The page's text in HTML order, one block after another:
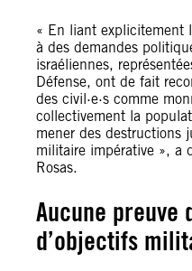
« En liant explicitement
à des demandes
israéliennes,
Défense, ont de fait
des civil·e·s comme
collectivement la
mener des destructions
militaire impérative », a
Rosas.
Aucune preuve
d’objectifs